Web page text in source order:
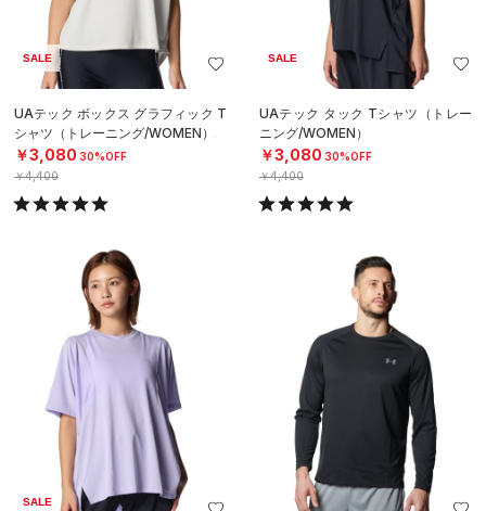
SALE
UAテック ボックス グラフィック T
シャツ（トレーニング/WOMEN）
￥3,080 30%OFF
￥4,400
SALE
UAテック タック Tシャツ（トレー
ニング/WOMEN）
￥3,080 30%OFF
￥4,400
SALE